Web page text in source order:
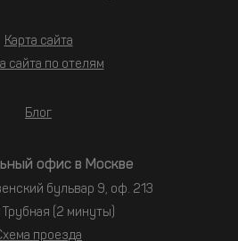
Карта сайта
сайта по отелям
Блог
офис в Москве
бульвар 9, оф. 213
(2 минуты)
проезда